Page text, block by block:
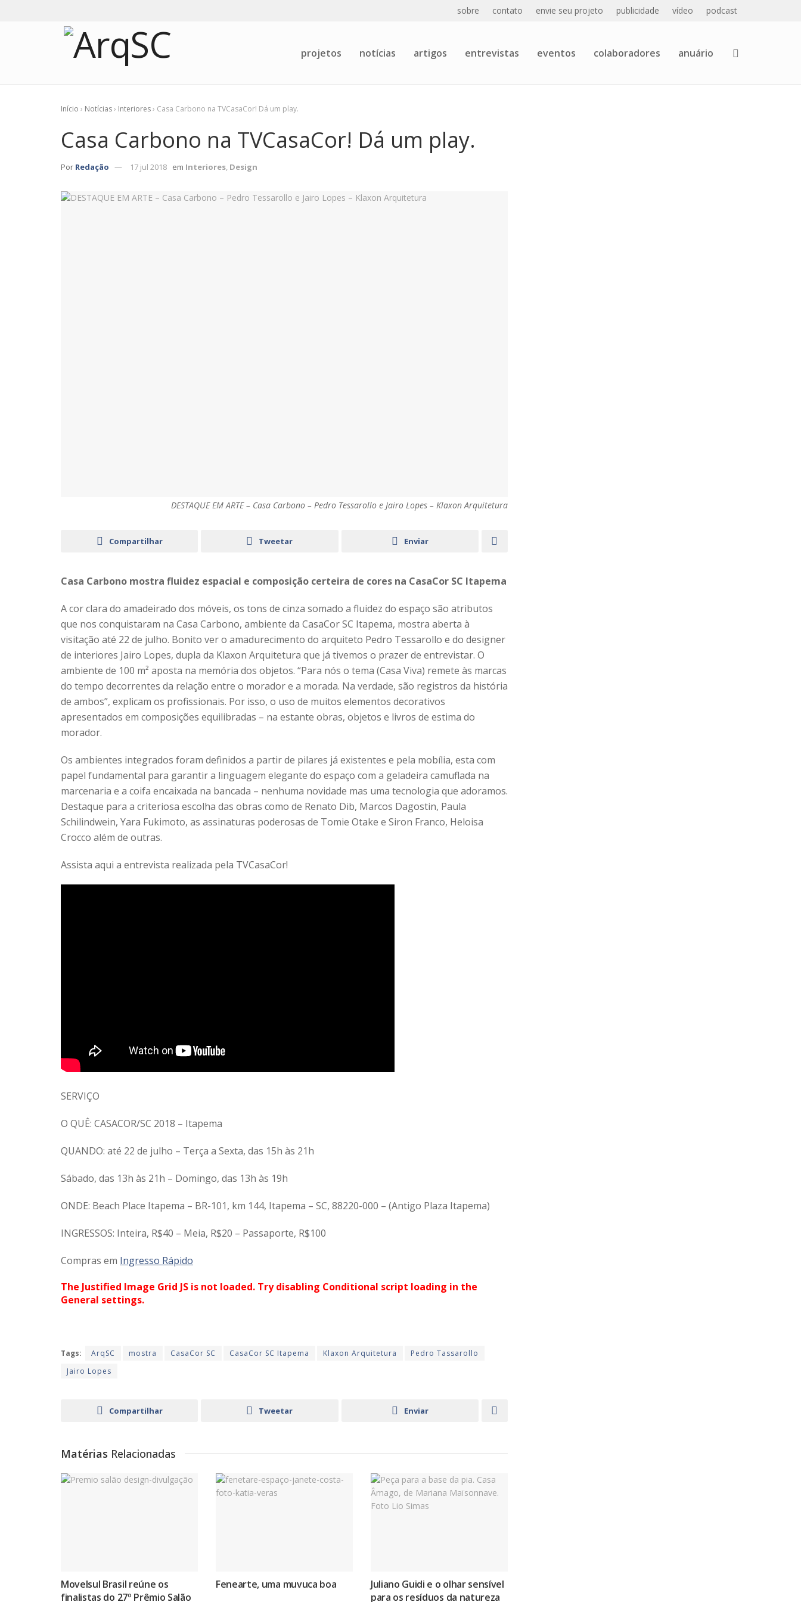
sobre contato envie seu projeto publicidade vídeo podcast
projetos notícias artigos entrevistas eventos colaboradores anuário
Início › Notícias› Interiores› Casa Carbono na TVCasaCor! Dá um play.
Casa Carbono na TVCasaCor! Dá um play.
Por Redação 17 jul 2018 em Interiores, Design
DESTAQUE EM ARTE – Casa Carbono – Pedro Tessarollo e Jairo Lopes – Klaxon Arquitetura
Compartilhar Tweetar Enviar
Casa Carbono mostra fluidez espacial e composição certeira de cores na CasaCor SC Itapema
A cor clara do amadeirado dos móveis, os tons de cinza somado a fluidez do espaço são atributos
que nos conquistaram na Casa Carbono, ambiente da CasaCor SC Itapema, mostra aberta à
visitação até 22 de julho. Bonito ver o amadurecimento do arquiteto Pedro Tessarollo e do designer
de interiores Jairo Lopes, dupla da Klaxon Arquitetura que já tivemos o prazer de entrevistar. O
ambiente de 100 m² aposta na memória dos objetos. “Para nós o tema (Casa Viva) remete às marcas
do tempo decorrentes da relação entre o morador e a morada. Na verdade, são registros da história
de ambos”, explicam os profissionais. Por isso, o uso de muitos elementos decorativos
apresentados em composições equilibradas – na estante obras, objetos e livros de estima do
morador.
Os ambientes integrados foram definidos a partir de pilares já existentes e pela mobília, esta com
papel fundamental para garantir a linguagem elegante do espaço com a geladeira camuflada na
marcenaria e a coifa encaixada na bancada – nenhuma novidade mas uma tecnologia que adoramos.
Destaque para a criteriosa escolha das obras como de Renato Dib, Marcos Dagostin, Paula
Schilindwein, Yara Fukimoto, as assinaturas poderosas de Tomie Otake e Siron Franco, Heloisa
Crocco além de outras.
Assista aqui a entrevista realizada pela TVCasaCor!
SERVIÇO
O QUÊ: CASACOR/SC 2018 – Itapema
QUANDO: até 22 de julho – Terça a Sexta, das 15h às 21h
Sábado, das 13h às 21h – Domingo, das 13h às 19h
ONDE: Beach Place Itapema – BR-101, km 144, Itapema – SC, 88220-000 – (Antigo Plaza Itapema)
INGRESSOS: Inteira, R$40 – Meia, R$20 – Passaporte, R$100
Compras em Ingresso Rápido
The Justified Image Grid JS is not loaded. Try disabling Conditional script loading in the
General settings.
Tags: ArqSC mostra CasaCor SC CasaCor SC Itapema Klaxon Arquitetura
Pedro Tassarollo
Jairo Lopes
Compartilhar Tweetar Enviar
Matérias Relacionadas
Movelsul Brasil reúne os
finalistas do 27º Prêmio Salão
Fenearte, uma muvuca boa
Juliano Guidi e o olhar sensível
para os resíduos da natureza